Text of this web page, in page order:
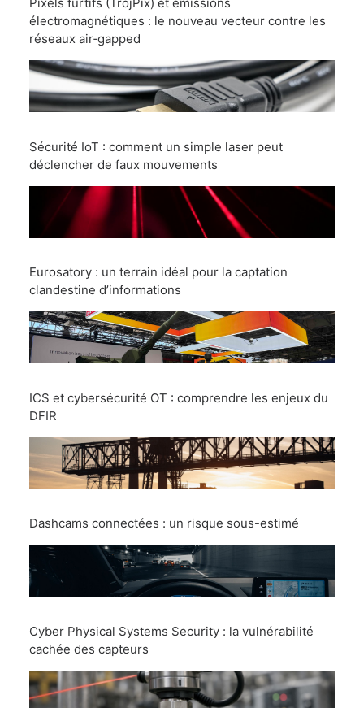
électromagnétiques : le nouveau vecteur contre les
réseaux air‑gapped
Sécurité IoT : comment un simple laser peut
déclencher de faux mouvements
Eurosatory : un terrain idéal pour la captation
clandestine d’informations
ICS et cybersécurité OT : comprendre les enjeux du
DFIR
Dashcams connectées : un risque sous-estimé
Cyber Physical Systems Security : la vulnérabilité
cachée des capteurs